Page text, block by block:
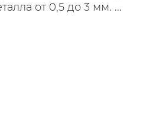
от 0,5 до 3 мм. ...